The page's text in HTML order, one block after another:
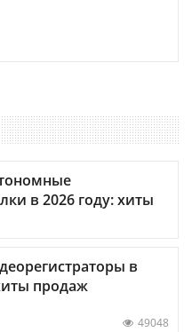
в 2026 году: хиты
в
продаж
49048